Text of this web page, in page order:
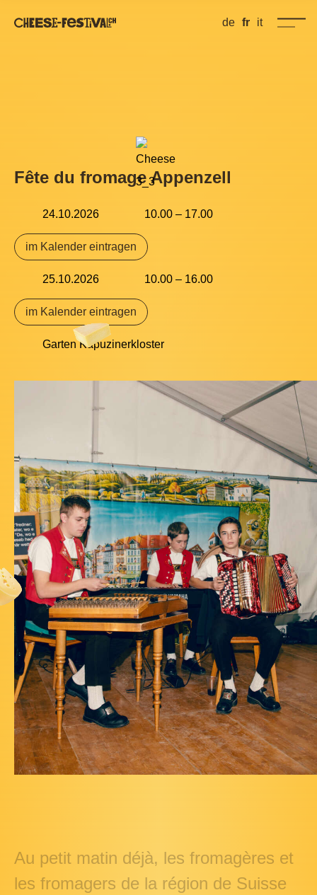
de fr it
Fête du fromage Appenzell
24.10.2026 10.00 – 17.00
im Kalender eintragen
25.10.2026 10.00 – 16.00
im Kalender eintragen
Garten Kapuzinerkloster
Au petit matin déjà, les fromagères et
les fromagers de la région de Suisse